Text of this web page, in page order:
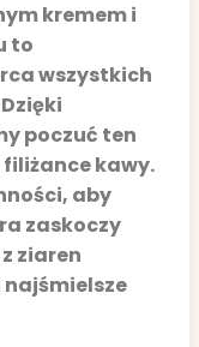
kremem i
to
wszystkich
poczuć ten
filiżance kawy.
aby
zaskoczy
ziaren